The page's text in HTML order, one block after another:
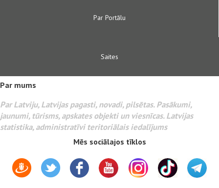
Par Portālu
Saites
Par mums
Par Latviju, Latvijas pagasti, novadi, pilsētas. Pasākumi,
jaunumi, tūrisms, apskates objekti un viesnīcas. Latvijas
statistika, administratīvi teritoriālais iedalījums
Mēs sociālajos tīklos